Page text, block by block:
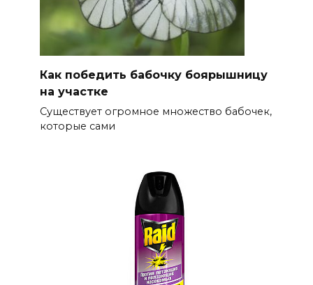
Как победить бабочку боярышницу
на участке
Существует огромное множество бабочек,
которые сами